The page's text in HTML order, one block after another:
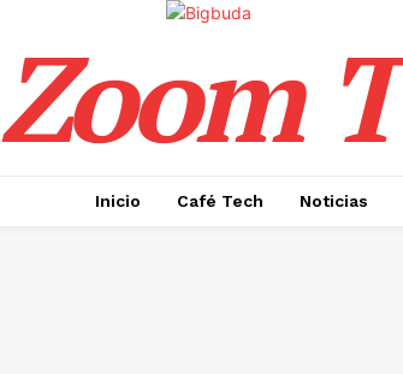
Zoom
Inicio Café Tech Noticias